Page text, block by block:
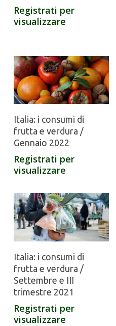
Registrati per
visualizzare
Italia: i consumi di
frutta e verdura /
Gennaio 2022
Registrati per
visualizzare
Italia: i consumi di
frutta e verdura /
Settembre e III
trimestre 2021
Registrati per
visualizzare